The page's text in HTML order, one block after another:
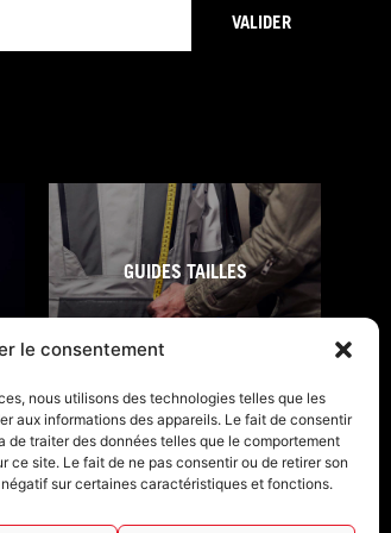
le consentement
nous utilisons des technologies telles que les
aux informations des appareils. Le fait de consentir
de traiter des données telles que le comportement
ce site. Le fait de ne pas consentir ou de retirer son
sur certaines caractéristiques et fonctions.
VALIDER
GUIDES TAILLES